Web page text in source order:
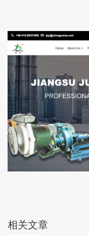
保险 ”措施，主要
相关文章